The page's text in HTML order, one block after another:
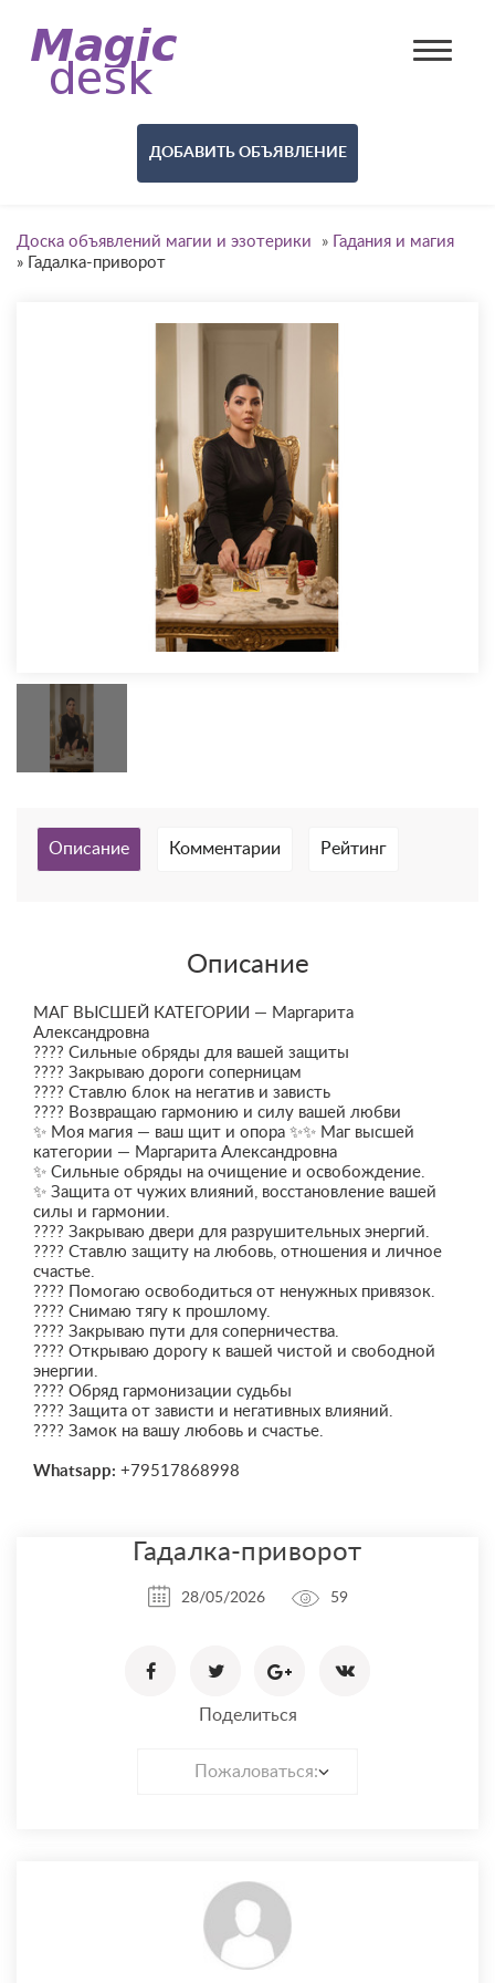
ДОБАВИТЬ ОБЪЯВЛЕНИЕ
Доска объявлений магии и эзотерики »
Гадания и магия
»
Гадалка-приворот
Описание Комментарии Рейтинг
Описание
МАГ ВЫСШЕЙ КАТЕГОРИИ — Маргарита
Александровна
???? Сильные обряды для вашей защиты
???? Закрываю дороги соперницам
???? Ставлю блок на негатив и зависть
???? Возвращаю гармонию и силу вашей любви
✨ Моя магия — ваш щит и опора ✨✨ Маг высшей
категории — Маргарита Александровна
✨ Сильные обряды на очищение и освобождение.
✨ Защита от чужих влияний, восстановление вашей
силы и гармонии.
???? Закрываю двери для разрушительных энергий.
???? Ставлю защиту на любовь, отношения и личное
счастье.
???? Помогаю освободиться от ненужных привязок.
???? Снимаю тягу к прошлому.
???? Закрываю пути для соперничества.
???? Открываю дорогу к вашей чистой и свободной
энергии.
???? Обряд гармонизации судьбы
???? Защита от зависти и негативных влияний.
???? Замок на вашу любовь и счастье.
Whatsapp: +79517868998
Гадалка-приворот
28/05/2026 59
Поделиться
Пожаловаться: